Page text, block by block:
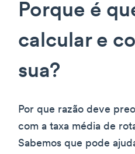
Porque é
calcular e
sua?
Por que razão deve
com a taxa média de
Sabemos que pode